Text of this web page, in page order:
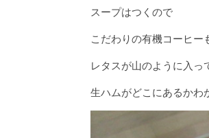
スープはつくので
こだわりの有機コーヒ
レタスが山のように入っ
生ハムがどこにあるかわ